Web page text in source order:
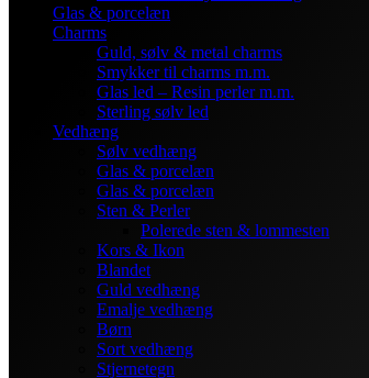
Glas & porcelæn
Charms
Guld, sølv & metal charms
Smykker til charms m.m.
Glas led – Resin perler m.m.
Sterling sølv led
Vedhæng
Sølv vedhæng
Glas & porcelæn
Glas & porcelæn
Sten & Perler
Polerede sten & lommesten
Kors & Ikon
Blandet
Guld vedhæng
Emalje vedhæng
Børn
Sort vedhæng
Stjernetegn